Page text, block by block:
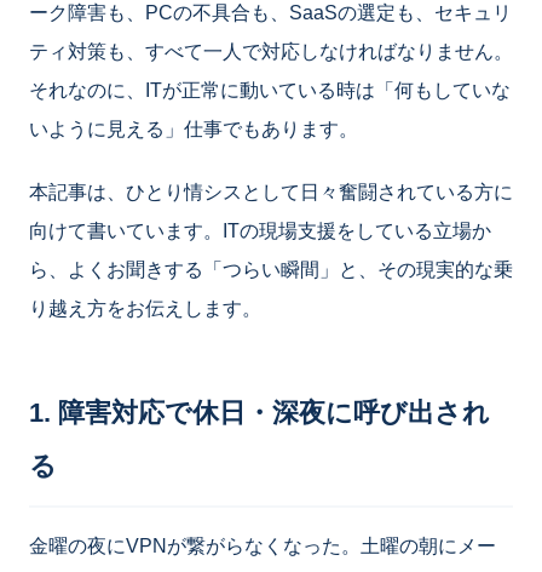
ーク障害も、PCの不具合も、SaaSの選定も、セキュリ
ティ対策も、すべて一人で対応しなければなりません。
それなのに、ITが正常に動いている時は「何もしていな
いように見える」仕事でもあります。
本記事は、ひとり情シスとして日々奮闘されている方に
向けて書いています。ITの現場支援をしている立場か
ら、よくお聞きする「つらい瞬間」と、その現実的な乗
り越え方をお伝えします。
1. 障害対応で休日・深夜に呼び出され
る
金曜の夜にVPNが繋がらなくなった。土曜の朝にメー